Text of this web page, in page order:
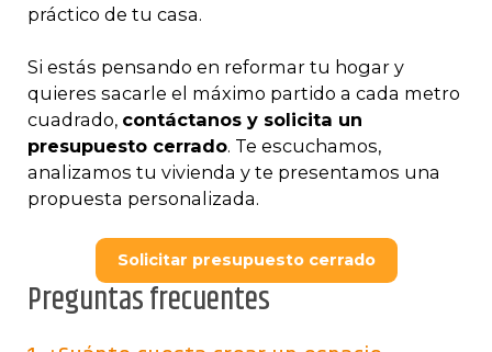
práctico de tu casa.
Si estás pensando en reformar tu hogar y
quieres sacarle el máximo partido a cada metro
cuadrado, contáctanos y solicita un
presupuesto cerrado. Te escuchamos,
analizamos tu vivienda y te presentamos una
propuesta personalizada.
Solicitar presupuesto cerrado
Preguntas frecuentes